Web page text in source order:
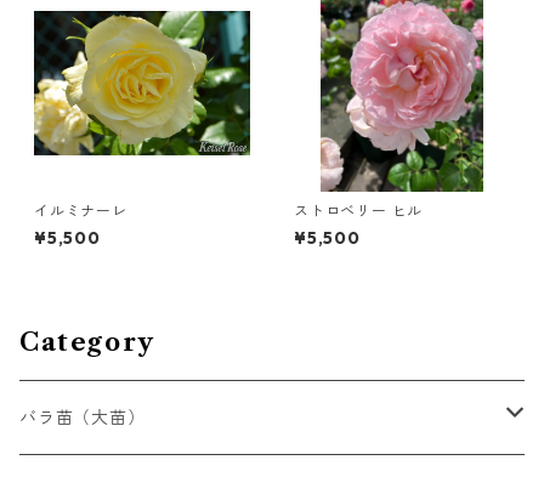
イルミナーレ
¥5,500
ストロベリー ヒル
¥5,500
Category
バラ苗（大苗）